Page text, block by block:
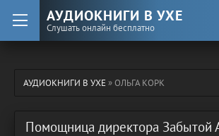
АУДИОКНИГИ В УХЕ
Слушать онлайн бесплатно
АУДИОКНИГИ В УХЕ» ОЛЬГА КОРК
Помощница директора Забытой